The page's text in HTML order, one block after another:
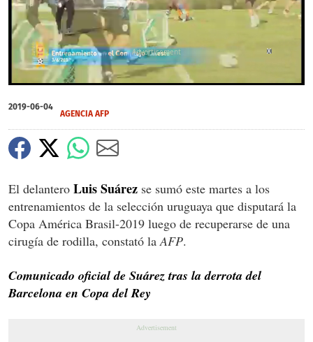
of
1
26
seconds
X
2019-06-04
AGENCIA AFP
El delantero Luis Suárez se sumó este martes a los
entrenamientos de la selección uruguaya que disputará la
Copa América Brasil-2019 luego de recuperarse de una
cirugía de rodilla, constató la AFP.
Comunicado oficial de Suárez tras la derrota del
Barcelona en Copa del Rey